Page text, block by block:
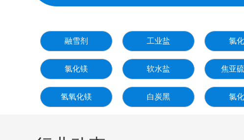
融雪剂 工业盐 氯
氯化镁 软水盐 焦亚
氢氧化镁 白炭黑 氯